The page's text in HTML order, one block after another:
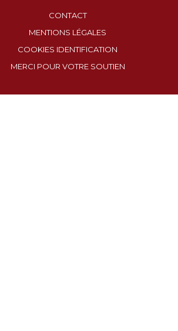
CONTACT
MENTIONS LÉGALES
COOKIES IDENTIFICATION
MERCI POUR VOTRE SOUTIEN